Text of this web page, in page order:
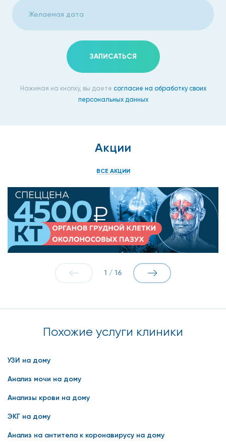
Заболевания предстательной железы серьезно ухудшают
качество жизни, вызывают проблемы с мочеиспусканием,
сексуальной активностью. Поэтому при первых же
признаках таких проблем следует обратиться к врачу. Чем
раньше будет поставлен диагноз, тем легче будет
лечение, в запущенных случаях нередко приходится
прибегать к оперативному вмешательству.
Это оптимальный вариант не только для тех, кому
посетить доктора мешает занятость, но и для пожилых
людей, прикованных к постели инвалидов.
Выездное УЗИ не займет много времени, это
безболезненная и простая процедура, которую можно
проводить сколь угодно часто. Она не наносит организму
никакого вреда, зато дает возможность быстро и точно
ценить состояние предстательной железы и окружающих
ее тканей. Не миритесь с болью и дискомфортом, звоните
ЗАПИСАТЬСЯ
Нажимая на кнопку, вы даете согласие на обработку своих
персональных данных
Акции
ВСЕ АКЦИИ
1 / 16
Похожие услуги клиники
УЗИ на дому
Анализ мочи на дому
Анализы крови на дому
ЭКГ на дому
Анализ на антитела к коронавирусу на дому